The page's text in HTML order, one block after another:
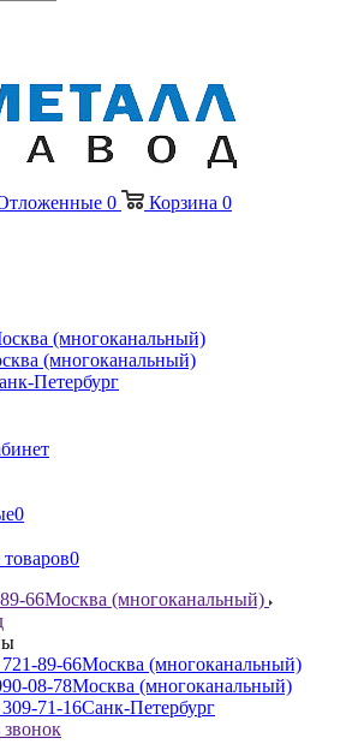
0 Корзина 0
(многоканальный)
(многоканальный)
Петербург
0
0
66Москва (многоканальный)
89-66Москва (многоканальный)
08-78Москва (многоканальный)
71-16Санк-Петербург
звонок